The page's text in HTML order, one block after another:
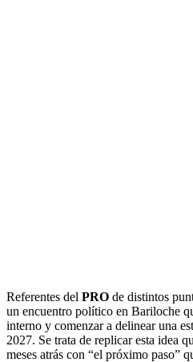
Referentes del PRO de distintos
un encuentro político en Bariloche
interno y comenzar a delinear una
2027. Se trata de replicar esta idea
meses atrás con “el próximo paso”